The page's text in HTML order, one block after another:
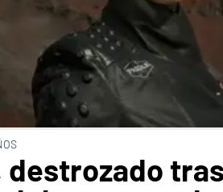
destrozado